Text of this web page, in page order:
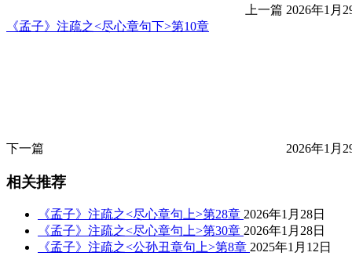
上一篇 2026年1月
《孟子》注疏之<尽心章句下>第10章
下一篇 2026年1月
相关推荐
《孟子》注疏之<尽心章句上>第28章 2026年1月28日
《孟子》注疏之<尽心章句上>第30章 2026年1月28日
《孟子》注疏之<公孙丑章句上>第8章 2025年1月12日